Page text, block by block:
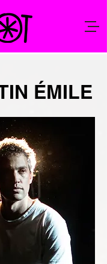
ÉMILE